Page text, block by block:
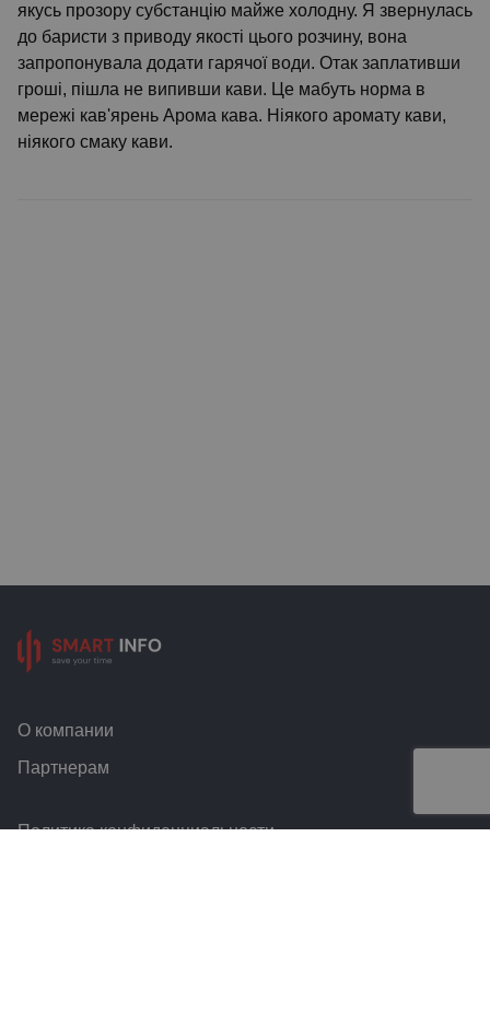
якусь прозору субстанцію майже холодну. Я звернулась
до баристи з приводу якості цього розчину, вона
запропонувала додати гарячої води. Отак заплативши
гроші, пішла не випивши кави. Це мабуть норма в
мережі кав'ярень Арома кава. Ніякого аромату кави,
ніякого смаку кави.
О компании
Партнерам
Политика конфиденциальности